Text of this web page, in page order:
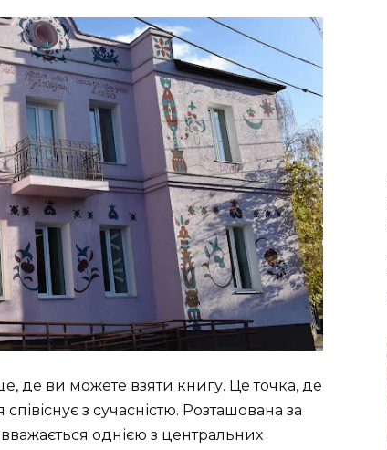
де ви можете взяти книгу. Це точка, де
з сучасністю. Розташована за
однією з центральних